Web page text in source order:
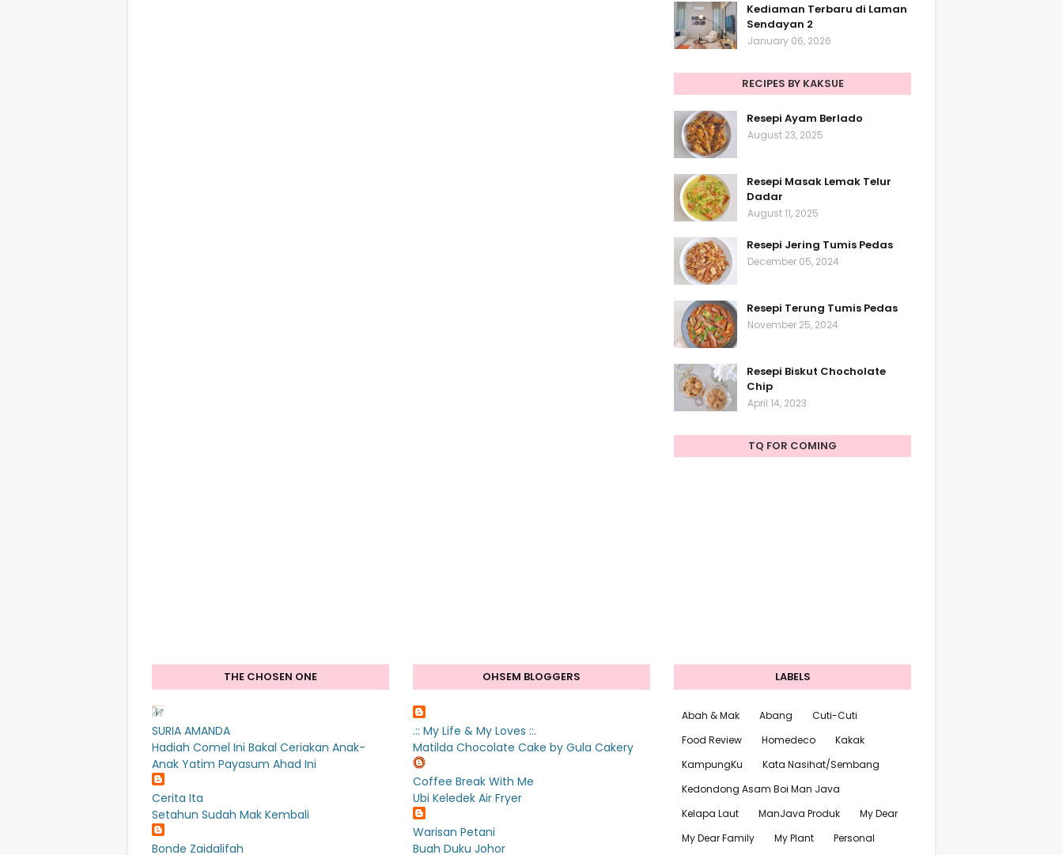
Kediaman Terbaru di Laman
Sendayan 2
January 06, 2026
RECIPES BY KAKSUE
Resepi Ayam Berlado
August 23, 2025
Resepi Masak Lemak Telur
Dadar
August 11, 2025
Resepi Jering Tumis Pedas
December 05, 2024
Resepi Terung Tumis Pedas
November 25, 2024
Resepi Biskut Chocholate
Chip
April 14, 2023
TQ FOR COMING
THE CHOSEN ONE
SURIA AMANDA
Hadiah Comel Ini Bakal Ceriakan Anak-
Anak Yatim Payasum Ahad Ini
Cerita Ita
Setahun Sudah Mak Kembali
Bonde Zaidalifah
OHSEM BLOGGERS
.:: My Life & My Loves ::.
Matilda Chocolate Cake by Gula Cakery
Coffee Break With Me
Ubi Keledek Air Fryer
Warisan Petani
Buah Duku Johor
LABELS
Abah & Mak Abang
Cuti-Cuti
Food Review
Homedeco
Kakak
KampungKu
Kata Nasihat/Sembang
Kedondong Asam Boi Man Java
Kelapa Laut
ManJava Produk
My Dear
My Dear Family
My Plant Personal